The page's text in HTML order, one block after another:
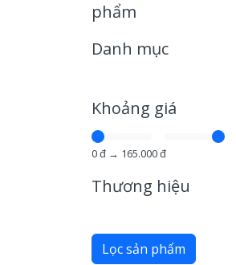
phẩm
Danh mục
Khoảng giá
0đ → 165.000đ
Thương hiệu
Lọc sản phẩm